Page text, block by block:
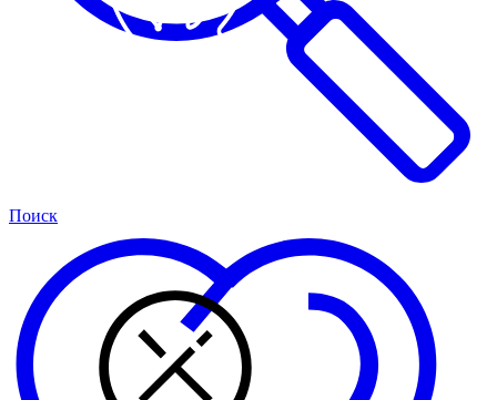
Поиск